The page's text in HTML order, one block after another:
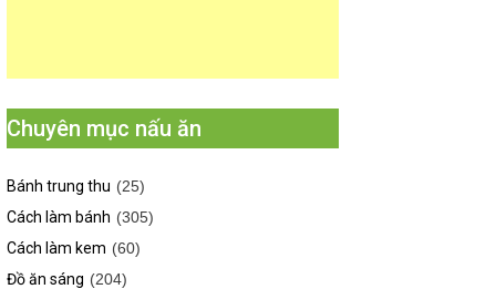
Chuyên mục nấu ăn
Bánh trung thu (25)
Cách làm bánh (305)
Cách làm kem (60)
Đồ ăn sáng (204)